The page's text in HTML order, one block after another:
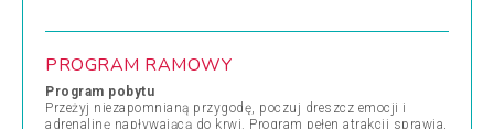
PROGRAM RAMOWY
Program pobytu
Przeżyj niezapomnianą przygodę, poczuj dreszcz emocji i
adrenalinę napływającą do krwi. Program pełen atrakcji sprawia,